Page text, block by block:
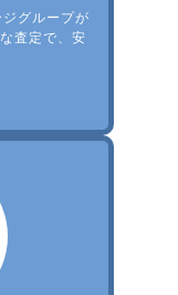
グループが
査定で、安